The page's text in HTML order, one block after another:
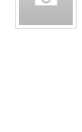
Constanta